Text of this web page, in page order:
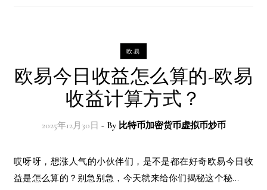
欧易
欧易今日收益怎么算的-欧易
收益计算方式？
2025年12月30日 - By 比特币加密货币虚拟币炒币
哎呀呀，想涨人气的小伙伴们，是不是都在好奇欧易今日收
益是怎么算的？别急别急，今天就来给你们揭秘这个秘…